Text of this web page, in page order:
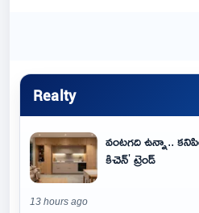
Realty
వంటగది ఉన్నా..
కిచెన్' ట్రెండ్
13 hours ago